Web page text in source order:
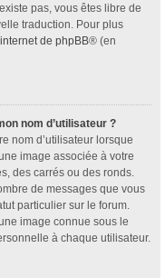
pas, vous êtes libre de
traduction. Pour plus
de phpBB® (en
nom d’utilisateur ?
nom d’utilisateur lorsque
image associée à votre
des carrés ou des ronds.
de messages que vous
particulier sur le forum.
image connue sous le
à chaque utilisateur.